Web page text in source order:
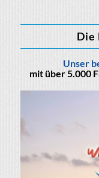
Die
Unser
mit über 5.000